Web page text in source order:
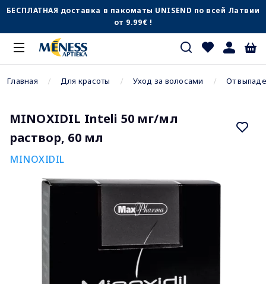
БЕСПЛАТНАЯ доставка в пакоматы UNISEND по всей Латвии
от 9.99€ !
Главная Для красоты Уход за волосами От
MINOXIDIL Inteli 50 мг/мл
раствор, 60 мл
MINOXIDIL